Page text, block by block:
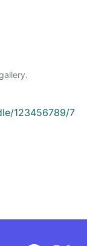
123456789/7